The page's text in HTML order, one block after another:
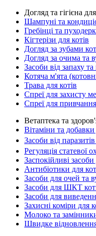
Догляд та гігієна
Шампуні та
Гребінці та
Кігтерізи для котів
Догляд за зубами
Догляд за очима та
Засоби від запаху
Котяча м'ята
Трава для котів
Спреї для захисту
Спреї для
Ветаптека та
Вітаміни та добавки
Засоби від
Регуляція статевої
Заспокійливі засоби
Антибіотики для
Засоби для очей та
Засоби для ШКТ
Засоби для
Захисні коміри для
Молоко та
Швидке